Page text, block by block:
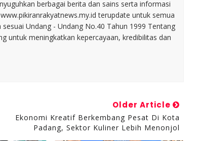
berbagai berita dan sains serta informasi
terupdate untuk semua
Undang - Undang No.40 Tahun 1999 Tentang
untuk meningkatkan kepercayaan, kredibilitas dan
Older Article
Ekonomi Kreatif Berkembang Pesat Di Kota
Padang, Sektor Kuliner Lebih Menonjol